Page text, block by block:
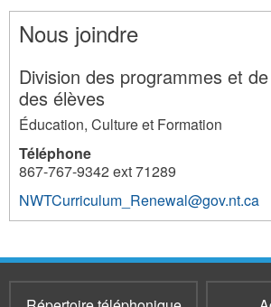
Nous joindre
Division des programmes et de
des élèves
Éducation, Culture et Formation
Téléphone
867-767-9342 ext 71289
NWTCurriculum_Renewal@gov.nt.ca
254